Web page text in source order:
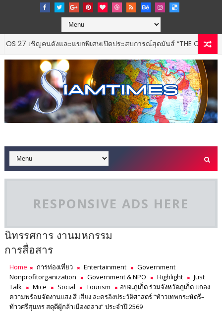
งและแขกพิเศษเปิดประสบการณ์สุดมันส์ “THE CODECHAOS
RESPONSIVE ADS HERE
นิทรรศการ งานมหกรรม
การสื่อสาร
Home การท่องเที่ยว Entertainment
Government
Nonprofitorganization
Government & NPO Highlight
Just
Talk
Mice Social Tourism
อบจ.ภูเก็ต ร่วมจังหวัดภูเก็ต แถลง
ความพร้อมจัดงานแสง สี เสียง ละครอิงประวัติศาสตร์ “ท้าวเทพกระษัตรี–
ท้าวศรีสุนทร สดุดีผู้กล้าเมืองถลาง” ประจำปี 2569